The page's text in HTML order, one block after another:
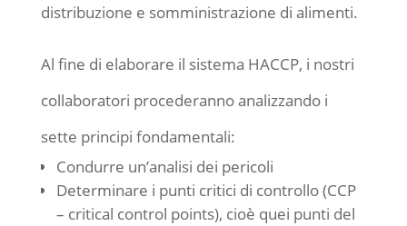
distribuzione e somministrazione di alimenti.
Al fine di elaborare il sistema HACCP, i nostri
collaboratori procederanno analizzando i
sette principi fondamentali:
Condurre un’analisi dei pericoli
Determinare i punti critici di controllo (CCP
– critical control points), cioè quei punti del